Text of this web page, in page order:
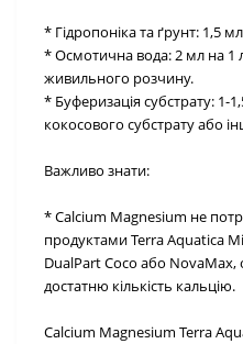
* Гідропоніка та ґрунт: 1,5
* Осмотична вода: 2 мл на 1
живильного розчину.
* Буферизація субстрату: 1-
кокосового субстрату або
Важливо знати:
* Calcium Magnesium не
продуктами Terra Aquatica
DualPart Coco або NovaMax,
достатню кількість кальцію.
Calcium Magnesium Terra